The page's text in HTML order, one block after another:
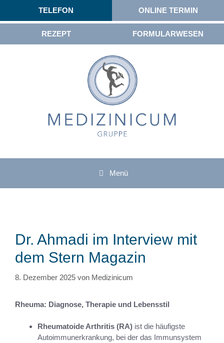
Menü
Dr. Ahmadi im Interview mit
dem Stern Magazin
8. Dezember 2025 von Medizinicum
Rheuma: Diagnose, Therapie und Lebensstil
Rheumatoide Arthritis (RA) ist die häufigste
Autoimmunerkrankung, bei der das Immunsystem
TELEFON ONLINE TERMIN
REZEPT FORMULARWESEN